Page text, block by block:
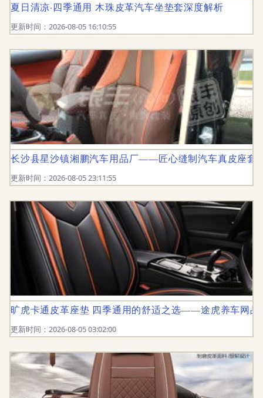
夏日清凉·四季通用 木珠皮革汽车坐垫套深度解析
更新时间：2026-08-05 16:10:55
长沙县星沙镇湘鹏汽车用品厂——匠心缝制汽车真皮座套
更新时间：2026-08-05 23:11:55
旷虎卡通皮革座垫 四季通用的舒适之选——途虎养车网品
更新时间：2026-08-05 03:02:00